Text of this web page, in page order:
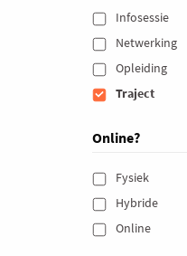
Infosessie
Netwerking
Opleiding
Traject
Online?
Fysiek
Hybride
Online